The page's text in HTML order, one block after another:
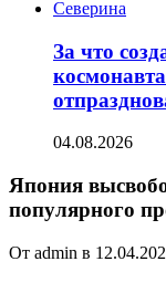
За что
04.08.2026
Япония
популярного
От admin в